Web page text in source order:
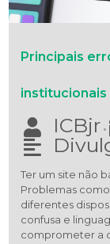
Principais
institucionais
ICBjr •
Ter um site não
Problemas
diferentes
confusa e
comprometer a